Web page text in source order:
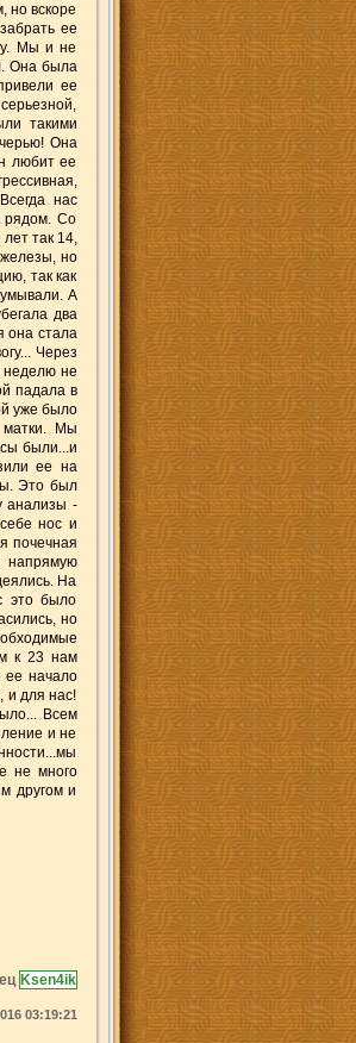
но вскоре
ее
Мы и не
Она была
ее
такими
Она
любит ее
нас
рядом. Со
так 14,
но
так как
А
два
она стала
Через
неделю не
падала в
уже было
матки. Мы
были...и
ее на
Это был
анализы -
нос и
почечная
напрямую
На
это было
но
к 23 нам
ее начало
и для нас!
Всем
и не
не много
другом и
Ksen4ik
03:19:21